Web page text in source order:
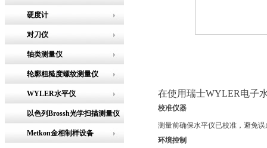
硬度计
对刀仪
轴类测量仪
轮廓粗糙度螺纹测量仪
WYLER水平仪
以色列Brossh光学扫描测量仪
Metkon金相制样设备
在使用瑞士WYLER电子
校准仪器
测量前确保水平仪已校准，避免误
环境控制